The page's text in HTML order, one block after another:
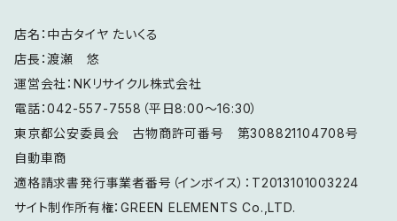
21インチ
店名：中古タイヤ たいくる
店長：渡瀬 悠
運営会社：NKリサイクル株式会社
電話：042-557-7558（平日8:00～16:30）
東京都公安委員会 古物商許可番号 第308821104708号
自動車商
適格請求書発行事業者番号（インボイス）：T2013101003224
サイト制作所有権：GREEN ELEMENTS Co.,LTD.